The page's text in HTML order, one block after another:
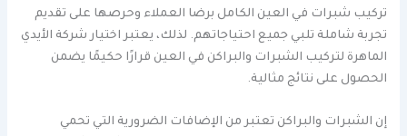
تركيب شبرات في العين الكامل برضا العملاء وحرصها على تقديم
تجربة شاملة تلبي جميع احتياجاتهم. لذلك، يعتبر اختيار شركة الأيدي
الماهرة لتركيب الشبرات والبراكن في العين قرارًا حكيمًا يضمن
الحصول على نتائج مثالية.
إن الشبرات والبراكن تعتبر من الإضافات الضرورية التي تحمي